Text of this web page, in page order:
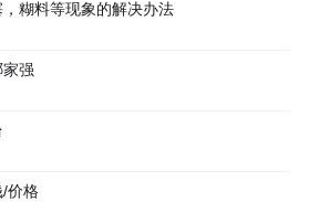
糊料等现象的解决办法
强
价格